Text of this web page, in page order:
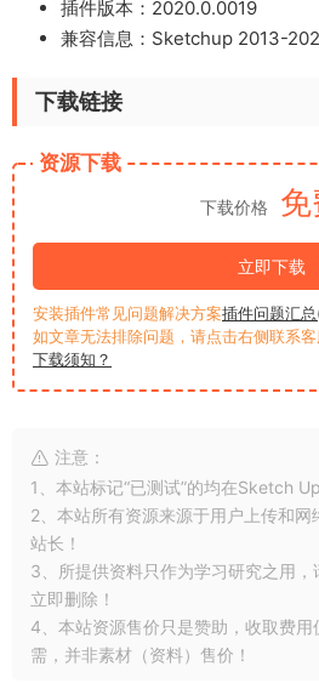
插件版本：2020.0.0019
兼容信息：Sketchup 2013-
下载链接
资源下载
下载价格 免
立即下载
安装插件常见问题解决方案插件问题汇
如文章无法排除问题，请点击右侧联系客
下载须知？
注意：
1、本站标记“已测试”的均在Sketch
2、本站所有资源来源于用户上传和网
站长！
3、所提供资料只作为学习研究之用
立即删除！
4、本站资源售价只是赞助，收取费
需，并非素材（资料）售价！